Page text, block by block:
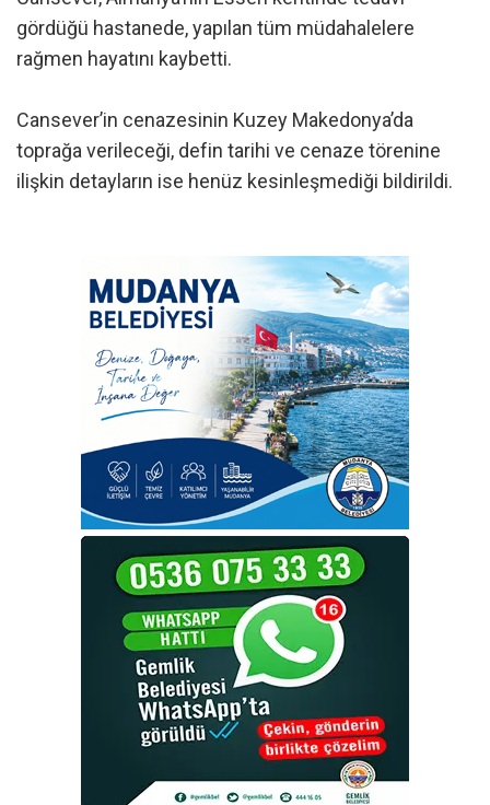
gördüğü hastanede, yapılan tüm müdahalelere
rağmen hayatını kaybetti.
Cansever’in cenazesinin Kuzey Makedonya’da
toprağa verileceği, defin tarihi ve cenaze törenine
ilişkin detayların ise henüz kesinleşmediği bildirildi.